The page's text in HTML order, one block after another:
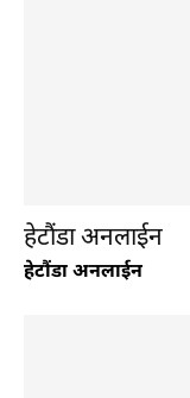
हेटौंडा अनलाईन
हेटौंडा अनलाईन
हेटौंडा अनलाईन
हेटौंडा अनलाईन